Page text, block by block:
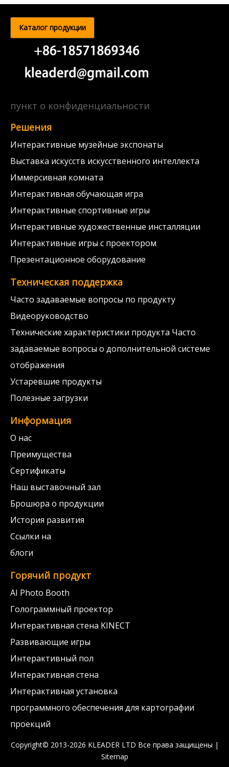
Каталог продукции
пункт о конфиденциальности
Решения
Интерактивные музейные экспонаты
Выставка искусств искусственного интеллекта
Иммерсивная комната
Интерактивная обучающая игра
Интерактивные спортивные игры
Интерактивные художественные инсталляции
Интерактивные игры с проектором
Презентационное оборудование
Техническая поддержка
Часто задаваемые вопросы по продукту
Видеоруководство
Технические характеристики продукта Часто
задаваемые вопросы о дополнительной системе
отображения
Устаревшие продукты
Полезные загрузки
Информация
О нас
Преимущества
Сертификаты
Наш выставочный зал
Брошюра о продукции
История развития
Ссылки на
блоги
Горячий продукт
AI Photo Booth
Голограммный проектор
Интерактивная стена KINECT
Развивающие игры
Интерактивный пол
Интерактивная стена
Интерактивная установка
программного обеспечения для картографии
проекций
Copyright© 2013-2026 KLEADER LTD Все права защищены |
Sitemap